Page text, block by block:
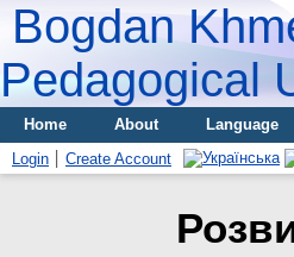
Bogdan
Pedagogical
Home About Language
Login
Create Account